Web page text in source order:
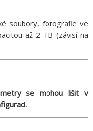
soubory, fotografie ve
až 2 TB (závisí na
se mohou lišit v